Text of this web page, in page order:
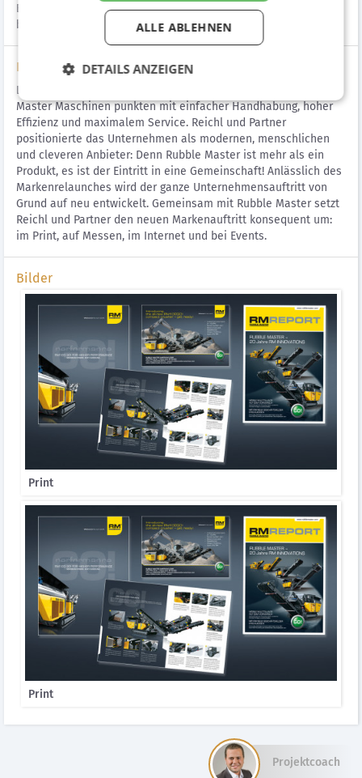
Brecheranlagen in der Kompaktklasse, und konnte sich damit
bereits weltweit einen Namen machen.
Lösung
Located in Austria – at home throughout the world! Rubble
Master Maschinen punkten mit einfacher Handhabung, hoher
Effizienz und maximalem Service. Reichl und Partner
positionierte das Unternehmen als modernen, menschlichen
und cleveren Anbieter: Denn Rubble Master ist mehr als ein
Produkt, es ist der Eintritt in eine Gemeinschaft! Anlässlich des
Markenrelaunches wird der ganze Unternehmensauftritt von
Grund auf neu entwickelt. Gemeinsam mit Rubble Master setzt
Reichl und Partner den neuen Markenauftritt konsequent um:
im Print, auf Messen, im Internet und bei Events.
Bilder
Print
Print
ALLE ABLEHNEN
DETAILS ANZEIGEN
Projektcoach